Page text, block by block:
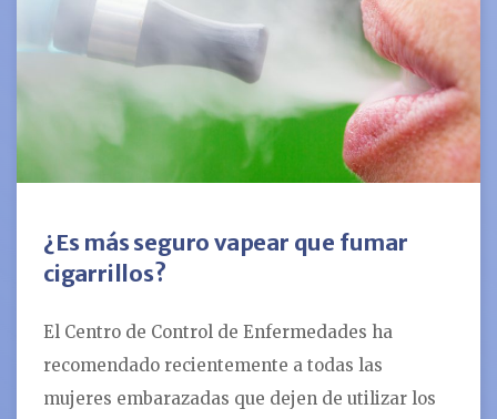
¿Es más seguro vapear que fumar
cigarrillos?
El Centro de Control de Enfermedades ha
recomendado recientemente a todas las
mujeres embarazadas que dejen de utilizar los